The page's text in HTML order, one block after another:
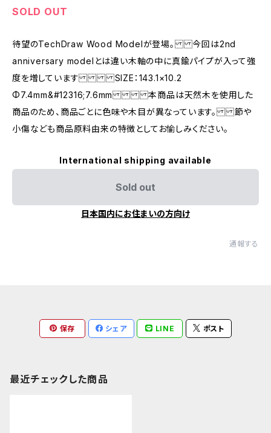
SOLD OUT
待望のTechDraw Wood Modelが登場。 今回は2nd
anniversary modelとは違い木軸の中に真鍮パイプが入って強
度を増しています SIZE：143.1×10.2
Φ7.4mm&#12316;7.6mm 本商品は天然木を使用した
商品のため、商品ごとに色味や木目が異なっています。 節や
小傷なども商品原料由来の特徴としてお愉しみください。
International shipping available
Sold out
日本国内にお住まいの方向け
通報する
保存 シェア LINE ポスト
最近チェックした商品